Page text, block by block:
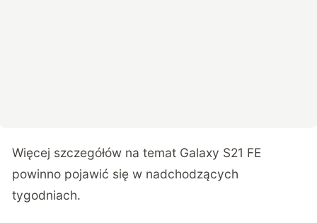
Więcej szczegółów na temat Galaxy S21 FE
powinno pojawić się w nadchodzących
tygodniach.